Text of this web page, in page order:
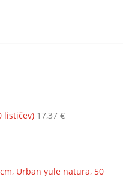
lističev) 17,37 €
cm, Urban yule natura, 50